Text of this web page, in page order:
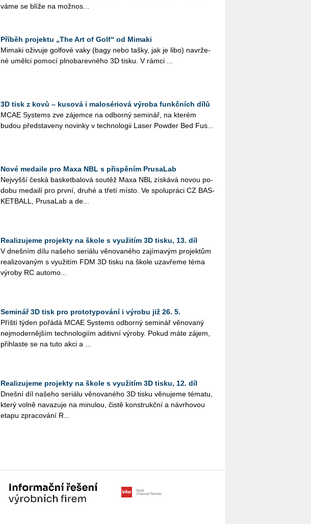
vá­me se blíže na mož­nos­...
Příběh projektu „The Art of Golf“ od Mimaki
Mi­ma­ki oži­vu­je gol­fo­vé vaky (bagy nebo tašky, jak je libo) na­vr­že­
né uměl­ci po­mo­cí pl­no­ba­rev­né­ho 3D tisku. V rámci ...
3D tisk z kovů – kusová i malosériová výroba funkčních dílů
MCAE Sys­tems zve zá­jem­ce na od­bor­ný se­mi­nář, na kte­rém
budou před­sta­ve­ny no­vin­ky v tech­no­lo­gii Laser Pow­der Bed Fus...
Nové medaile pro Maxa NBL s přispěním PrusaLab
Nej­vyš­ší česká bas­ket­ba­lo­vá sou­těž Maxa NBL zís­ká­vá novou po­
do­bu me­dai­lí pro první, druhé a třetí místo. Ve spo­lu­prá­ci CZ BAS­
KET­BALL, Prusa­Lab a de­...
Realizujeme projekty na škole s využitím 3D tisku, 13. díl
V dneš­ním dílu na­še­ho se­ri­á­lu vě­no­va­né­ho za­jí­ma­vým pro­jek­tům
re­a­li­zo­va­ným s vy­u­ži­tím FDM 3D tisku na škole uza­vře­me téma
vý­ro­by RC au­to­mo­...
Seminář 3D tisk pro prototypování i výrobu již 26. 5.
Příští týden po­řá­dá MCAE Sys­tems od­bor­ný se­mi­nář vě­no­va­ný
nej­mo­der­něj­ším tech­no­lo­giím adi­tiv­ní vý­ro­by. Pokud máte zájem,
při­hlas­te se na tuto akci a ...
Realizujeme projekty na škole s využitím 3D tisku, 12. díl
Dneš­ní díl na­še­ho se­ri­á­lu vě­no­va­né­ho 3D tisku vě­nu­je­me té­ma­tu,
který volně na­va­zu­je na mi­nu­lou, čistě kon­strukč­ní a ná­vr­ho­vou
etapu zpra­co­vá­ní R...